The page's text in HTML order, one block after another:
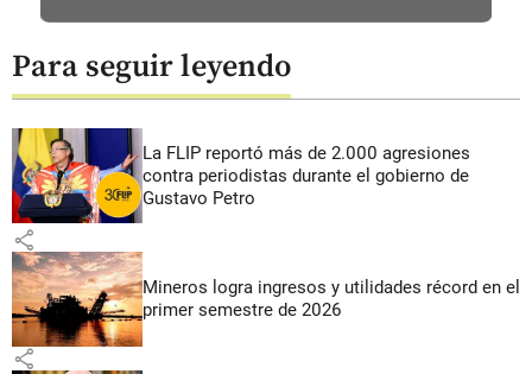
Para seguir leyendo
La FLIP reportó más de 2.000 agresiones
contra periodistas durante el gobierno de
Gustavo Petro
share
Mineros logra ingresos y utilidades récord en el
primer semestre de 2026
share